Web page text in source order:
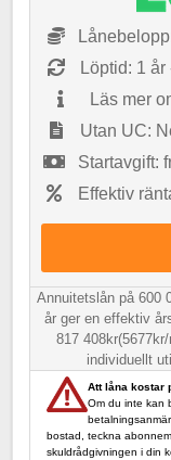
Löptid: 1 år
Läs mer
Utan UC:
Startavgift:
Effektiv
Annuitetslån på 600
år ger en effektiv
817
individuellt
Att låna kostar
Om du inte kan
bostad, teckna
skuldrådgivningen i din